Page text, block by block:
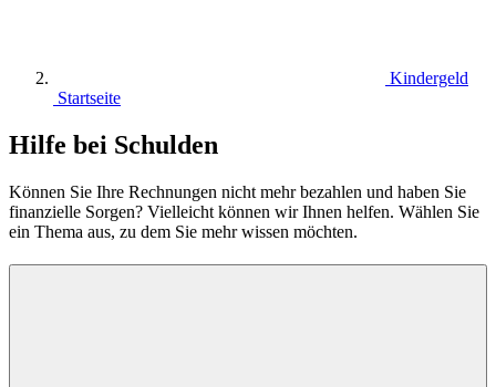
Kindergeld
Startseite
Hilfe bei Schulden
Können Sie Ihre Rechnungen nicht mehr bezahlen und haben Sie
finanzielle Sorgen? Vielleicht können wir Ihnen helfen. Wählen Sie
ein Thema aus, zu dem Sie mehr wissen möchten.